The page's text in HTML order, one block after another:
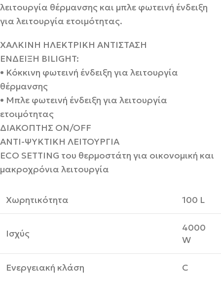
λειτουργία θέρμανσης και μπλε φωτεινή ένδειξη
για λειτουργία ετοιμότητας.
ΧΑΛΚΙΝΗ ΗΛΕΚΤΡΙΚΗ ΑΝΤΙΣΤΑΣΗ
ΕΝΔΕΙΞΗ BILIGHT:
• Κόκκινη φωτεινή ένδειξη για λειτουργία
θέρμανσης
• Μπλε φωτεινή ένδειξη για λειτουργία
ετοιμότητας
ΔΙΑΚΌΠΤΗΣ ON/OFF
ΑΝΤΙ-ΨΥΚΤΙΚΗ ΛΕΙΤΟΥΡΓΙΑ
ECO SETTING του θερμοστάτη για οικονομική και
μακροχρόνια λειτουργία
Χωρητικότητα 100 L
Ισχύς
4000
W
Ενεργειακή κλάση C